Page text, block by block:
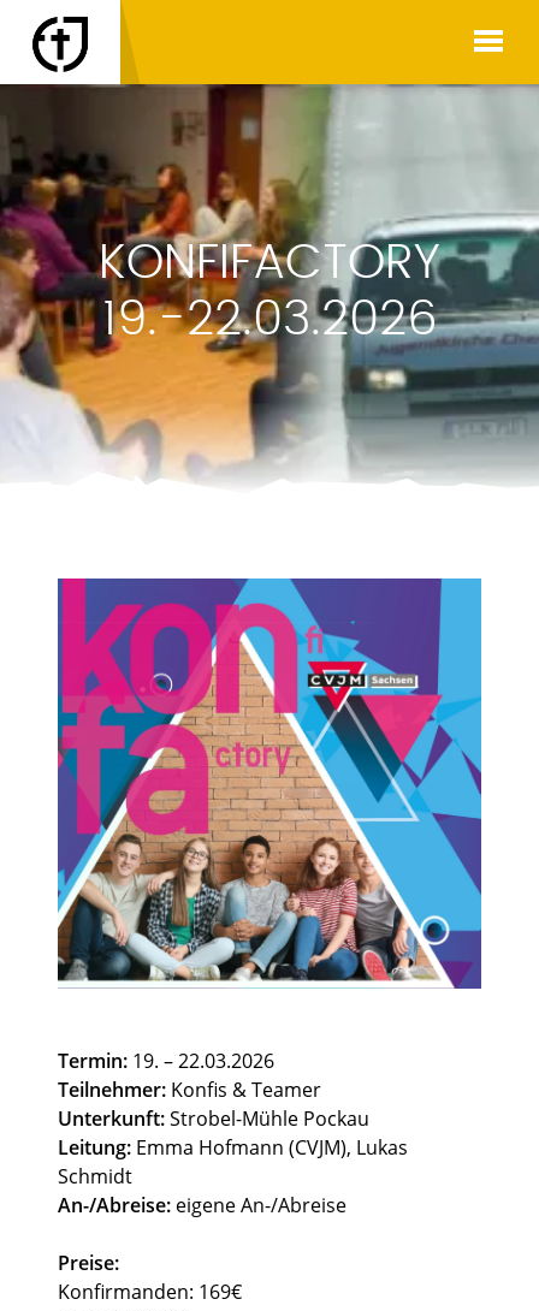
KONFIFACTORY
19.-22.03.2026
Termin: 19. – 22.03.2026
Teilnehmer: Konfis & Teamer
Unterkunft:Strobel-Mühle Pockau
Leitung: Emma Hofmann (CVJM), Lukas
Schmidt
An-/Abreise: eigene An-/Abreise
Preise:
Konfirmanden: 169€